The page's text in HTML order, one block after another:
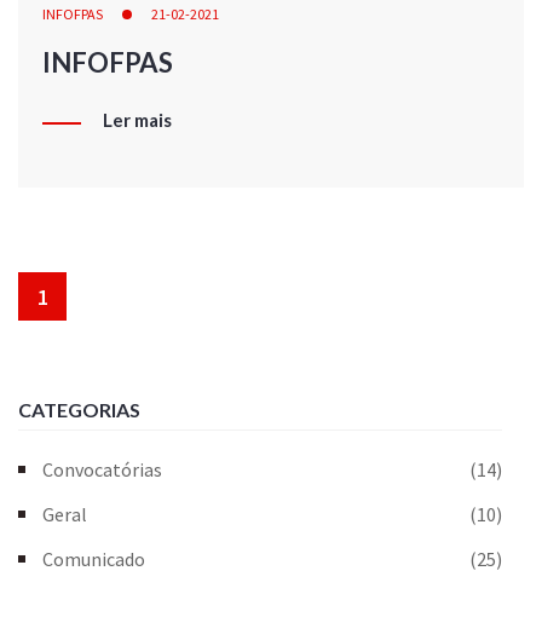
INFOFPAS 21-02-2021
INFOFPAS
Ler mais
1
CATEGORIAS
Convocatórias
(14)
Geral
(10)
Comunicado
(25)